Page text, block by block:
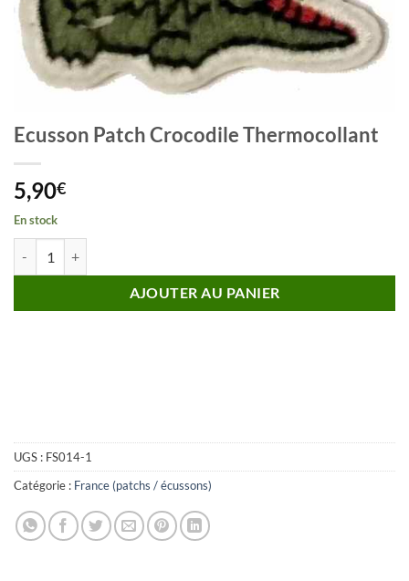
Ecusson Patch Crocodile Thermocollant
5,90€
En stock
AJOUTER AU PANIER
UGS : FS014-1
Catégorie : France (patchs / écussons)